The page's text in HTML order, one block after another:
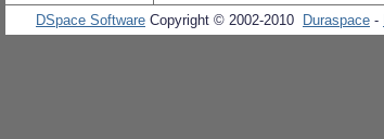
DSpace Software Copyright © 2002-2010 Duraspace -